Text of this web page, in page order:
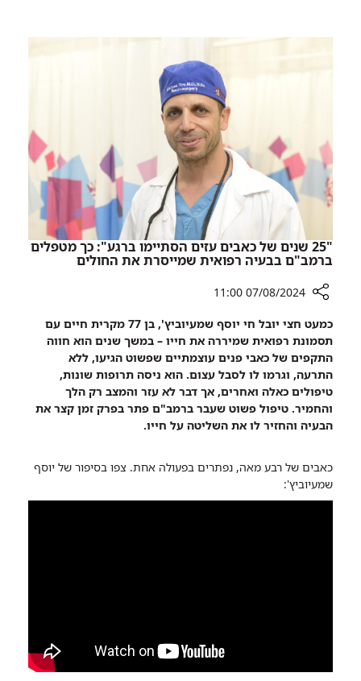
פגש
טיפולית
הטראומה
ידי
במהלך
האשפוז
ברמב"ם
כלבה
טיפולית
שעזרה
לו
להתגבר
על
הטראומה
"25 שנים של כאבים עזים הסתיימו ברגע": כך מטפלים
ברמב"ם בבעיה רפואית שמייסרת את החולים
שיתוף
"25
שנים
של
כאבים
עזים
הסתיימו
מטפלים
ברמב"ם
07/08/2024 11:00
כמעט חצי יובל חי יוסף שמעיוביץ', בן 77 מקרית חיים עם
תסמונת רפואית שמיררה את חייו – במשך שנים הוא חווה
התקפים של כאבי פנים עוצמתיים שפשוט הגיעו, ללא
התרעה, וגרמו לו לסבל עצום. הוא ניסה תרופות שונות,
טיפולים כאלה ואחרים, אך דבר לא עזר והמצב רק הלך
והחמיר. טיפול פשוט שעבר ברמב"ם פתר בפרק זמן קצר את
הבעיה והחזיר לו את השליטה על חייו.
כאבים של רבע מאה, נפתרים בפעולה אחת. צפו בסיפור של יוסף
שמעיוביץ':